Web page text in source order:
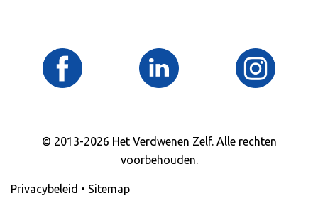
© 2013-2026 Het Verdwenen Zelf. Alle rechten
voorbehouden.
Privacybeleid • Sitemap